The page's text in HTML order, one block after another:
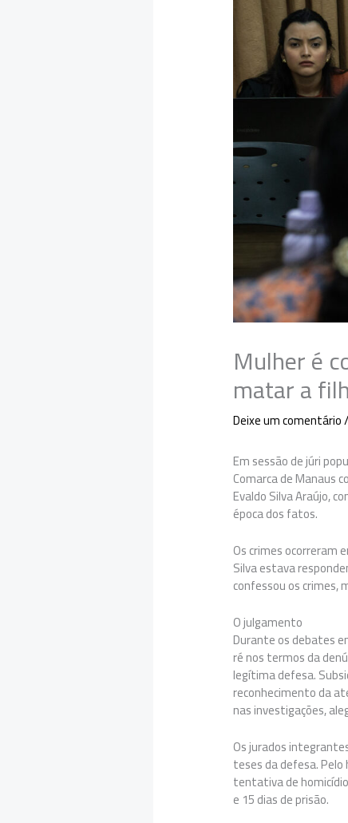
Mulher é
matar a
Deixe um comentário
Em sessão de júri
Comarca de Manaus
Evaldo Silva Araújo,
época dos fatos.
Os crimes ocorreram
Silva estava
confessou os crimes,
O julgamento
Durante os debates
ré nos termos da
legítima defesa.
reconhecimento da
nas investigações,
Os jurados
teses da defesa.
tentativa de
e 15 dias de prisão.